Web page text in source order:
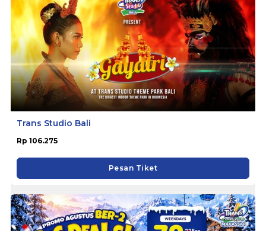
Trans Studio Bali
Rp 106.275
Pesan Tiket